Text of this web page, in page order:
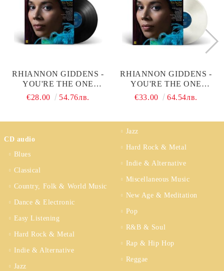
RHIANNON GIDDENS -
YOU'RE THE ONE
(VINYL)
€28.00 54.76лв.
RHIANNON GIDDENS -
YOU'RE THE ONE
(LIMITED EDITIUON,
€33.00 64.54лв.
CD audio
Blues
Classical
Country, Folk & World Music
Dance & Electronic
Easy Listening
Hard Rock & Metal
Indie & Alternative
Jazz
Jazz
Hard Rock & Metal
Indie & Alternative
Miscellaneous Music
New Age & Meditation
Pop
R&B & Soul
Rap & Hip Hop
Reggae